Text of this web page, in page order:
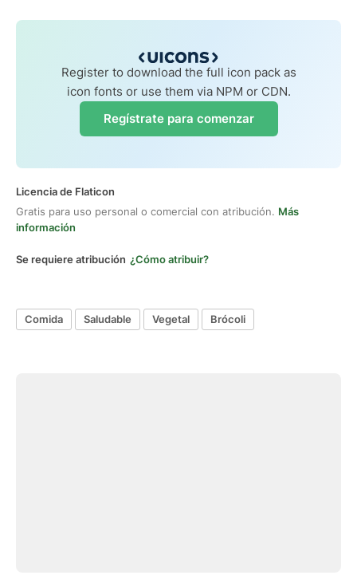
Register to download the full icon pack as
icon fonts or use them via NPM or CDN.
Regístrate para comenzar
Licencia de Flaticon
Gratis para uso personal o comercial con atribución. Más
información
Se requiere atribución ¿Cómo atribuir?
Comida Saludable Vegetal Brócoli